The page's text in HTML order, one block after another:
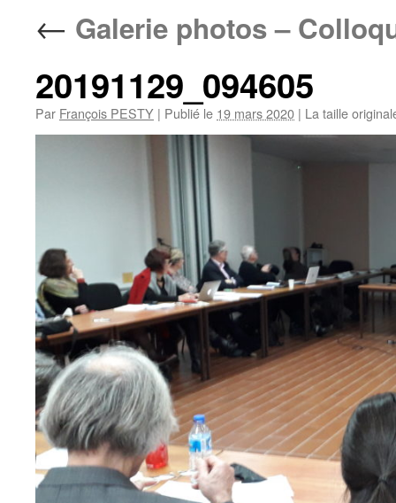
← Galerie photos –
20191129_094605
Par François PESTY | Publié le 19 mars 2020 | La taille